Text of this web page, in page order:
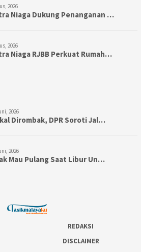
2026
Niaga Dukung Penanganan …
2026
Niaga RJBB Perkuat Rumah…
2026
Dirombak, DPR Soroti Jal…
2026
Mau Pulang Saat Libur Un…
REDAKSI
DISCLAIMER